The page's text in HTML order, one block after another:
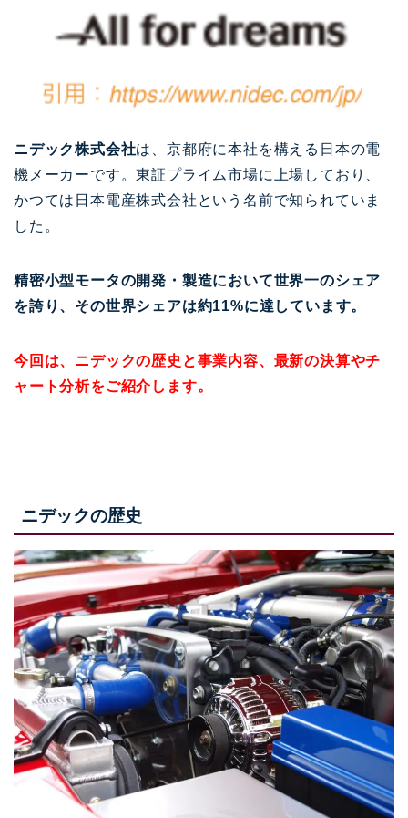
ニデック株式会社は、京都府に本社を構える日本の電
機メーカーです。東証プライム市場に上場しており、
かつては日本電産株式会社という名前で知られていま
した。
精密小型モータの開発・製造において世界一のシェア
を誇り、その世界シェアは約11%に達しています。
今回は、ニデックの歴史と事業内容、最新の決算やチ
ャート分析をご紹介します。
ニデックの歴史